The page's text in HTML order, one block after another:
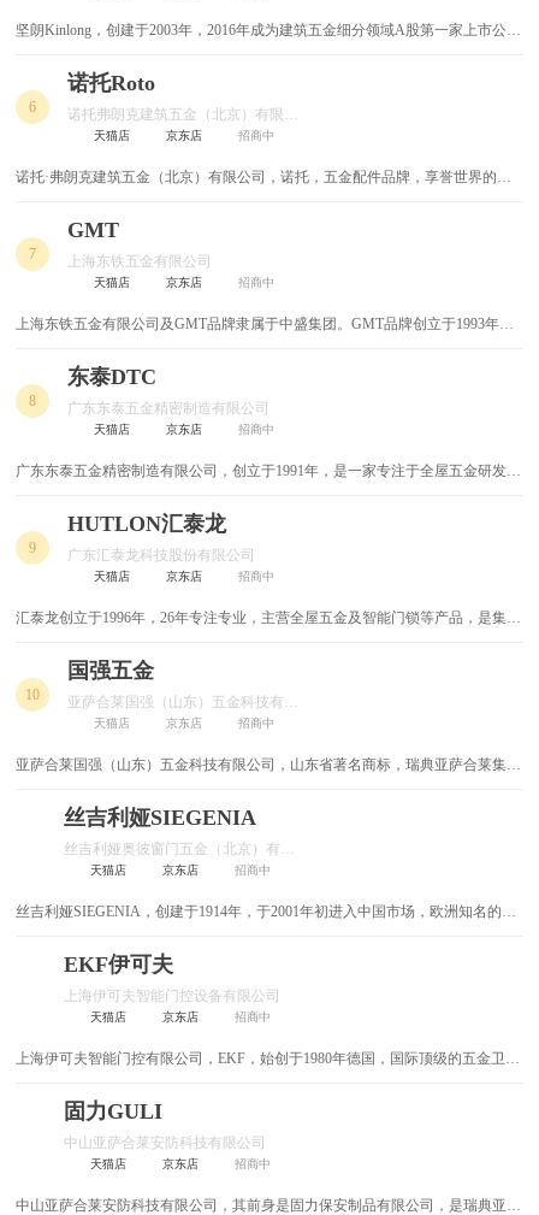
千斤顶 电烙铁
继电器
油锯
角阀
五金
角磨机 雕刻机
电锯
钢丝绳
热熔胶枪
开关面板
倒角机 充气泵
雕刻刀
电磁吸盘
电磁阀 采光板
光缆交接箱
坚朗Kinlong，创建于2003年，2016年成为建筑五金细分领域A股第一家上市公
供应商。坚朗打造“研发+制造+服务”全链条运营模式，已发展成为建筑业的卓越
供应商和知名品牌。
6
诺托Roto
诺托弗朗克建筑五金（北京）有限公司
天猫店 京东店 招商中
诺托·弗朗克建筑五金（北京）有限公司，诺托，五金配件品牌，享誉世界的德
具规模和影响力的门窗和幕墙进口五金件供应商之一。
7
GMT
上海东铁五金有限公司
天猫店 京东店 招商中
上海东铁五金有限公司及GMT品牌隶属于中盛集团。GMT品牌创立于1993年，
金、自动化通行及智能门护整体解决方案，产品标准涵盖美标、欧标及国标。
8
东泰DTC
广东东泰五金精密制造有限公司
天猫店 京东店 招商中
广东东泰五金精密制造有限公司，创立于1991年，是一家专注于全屋五金研发、
撑、趟门系统、连接件、拉篮、水槽及龙头等全屋五金品类，致力于为全球客户
提供技术领先、品质可靠且具有竞争力的全屋五金解决方案。
9
HUTLON汇泰龙
广东汇泰龙科技股份有限公司
天猫店 京东店 招商中
汇泰龙创立于1996年，26年专注专业，主营全屋五金及智能门锁等产品，是集品
10
国强五金
亚萨合莱国强（山东）五金科技有限公司
天猫店 京东店 招商中
亚萨合莱国强（山东）五金科技有限公司，山东省著名商标，瑞典亚萨合莱集团
丝吉利娅SIEGENIA
丝吉利娅奥彼窗门五金（北京）有限公司
天猫店 京东店 招商中
丝吉利娅SIEGENIA，创建于1914年，于2001年初进入中国市场，欧洲知名的窗
洲较大的窗门五金件生产商之一，其产品覆盖铝、塑、木铝复合等各种材料和
EKF伊可夫
上海伊可夫智能门控设备有限公司
天猫店 京东店 招商中
上海伊可夫智能门控有限公司，EKF，始创于1980年德国，国际顶级的五金卫浴
集成企业。固力GULI
中山亚萨合莱安防科技有限公司
天猫店 京东店 招商中
中山亚萨合莱安防科技有限公司，其前身是固力保安制品有限公司，是瑞典亚萨